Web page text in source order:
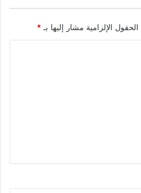
الحقول الإلزامية مشار إليها بـ *